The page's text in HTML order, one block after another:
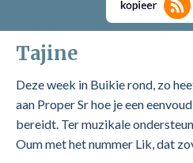
Tajine
Deze week in Buikie rond, zo
aan Proper Sr hoe je een
bereidt. Ter muzikale
Oum met het nummer Lik, dat